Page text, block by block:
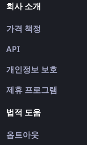
회사 소개
가격 책정
API
개인정보 보호
제휴 프로그램
법적 도움
옵트아웃